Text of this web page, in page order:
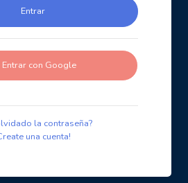
Entrar con Google
la contraseña?
una cuenta!